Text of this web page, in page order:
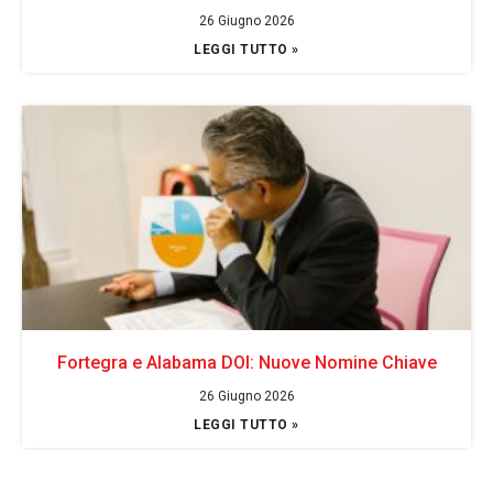
26 Giugno 2026
LEGGI TUTTO »
Fortegra e Alabama DOI: Nuove Nomine Chiave
26 Giugno 2026
LEGGI TUTTO »